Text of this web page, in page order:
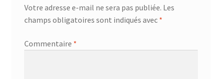
Votre adresse e-mail ne sera pas publiée. Les
champs obligatoires sont indiqués avec *
Commentaire *